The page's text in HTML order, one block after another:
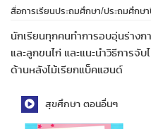
สื่อการเรียนประถมศึกษา/ประถมศึกษ
นักเรียนทุกคนทำการอบอุ่นร่าง
และลูกขนไก่ และแนะนำวิธีการจั
ด้านหลังไม้เรียกแบ็คแฮนด์
สุขศึกษา ตอนอื่นๆ